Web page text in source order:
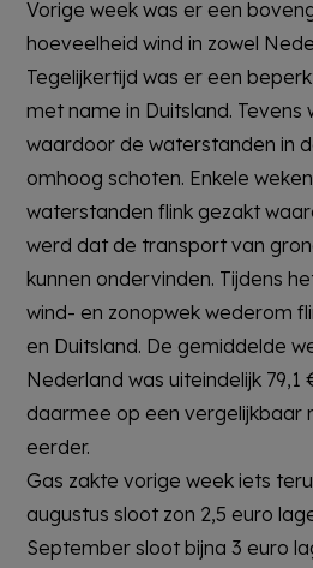
Vorige week was er een
hoeveelheid wind in zowel
Tegelijkertijd was er een
met name in Duitsland. Tevens
waardoor de waterstanden in
omhoog schoten. Enkele
waterstanden flink gezakt
werd dat de transport van
kunnen ondervinden. Tijdens
wind- en zonopwek wederom
en Duitsland. De gemiddelde
Nederland was uiteindelijk 79,1
daarmee op een vergelijkbaar
eerder.
Gas zakte vorige week iets
augustus sloot zon 2,5 euro
September sloot bijna 3 euro